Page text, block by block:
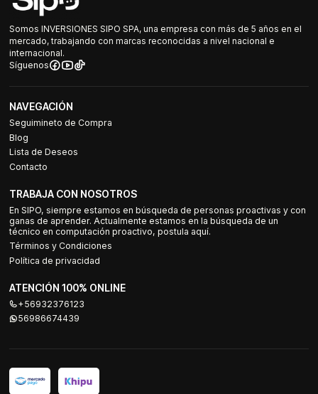
Somos INVERSIONES SIPO SPA, una empresa con más de 5 años en el
mercado, trabajando con marcas reconocidas a nivel nacional e
internacional.
Síguenos
NAVEGACIÓN
Seguimineto de Compra
Blog
Lista de Deseos
Contacto
TRABAJA CON NOSOTROS
En SIPO, siempre estamos en búsqueda de personas proactivas y con
ganas de aprender. Actualmente estamos en la búsqueda de un
técnico en computación proactivo, postula aquí.
Términos y Condiciones
Política de privacidad
ATENCIÓN 100% ONLINE
+56932376123
56986674439